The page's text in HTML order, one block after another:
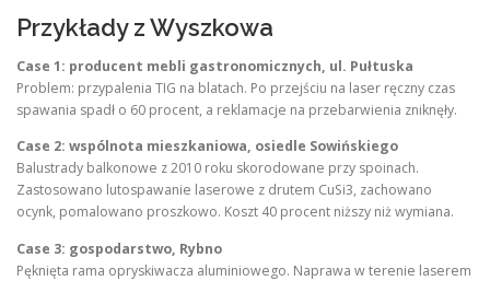
Przykłady z Wyszkowa
Case 1: producent mebli gastronomicznych, ul. Pułtuska
Problem: przypalenia TIG na blatach. Po przejściu na laser ręczny czas
spawania spadł o 60 procent, a reklamacje na przebarwienia zniknęły.
Case 2: wspólnota mieszkaniowa, osiedle Sowińskiego
Balustrady balkonowe z 2010 roku skorodowane przy spoinach.
Zastosowano lutospawanie laserowe z drutem CuSi3, zachowano
ocynk, pomalowano proszkowo. Koszt 40 procent niższy niż wymiana.
Case 3: gospodarstwo, Rybno
Pęknięta rama opryskiwacza aluminiowego. Naprawa w terenie laserem